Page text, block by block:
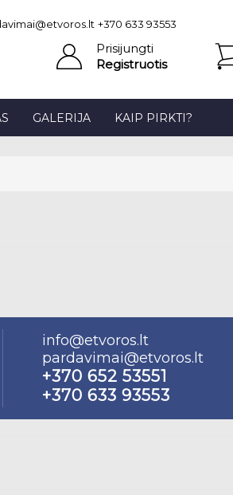
+370 633 93553
Prisijungti
Registruotis
GALERIJA KAIP PIRKTI?
info@etvoros.lt
pardavimai@etvoros.lt
+370 652 53551
+370 633 93553